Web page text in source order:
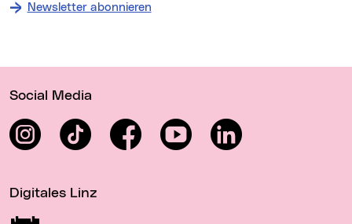
Newsletter abonnieren
Social Media
InstagramTikTok FacebookYouTube LinkedIn
Digitales Linz